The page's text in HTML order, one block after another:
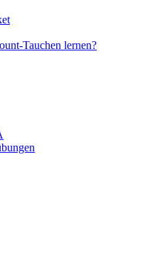
Tauchen lernen?